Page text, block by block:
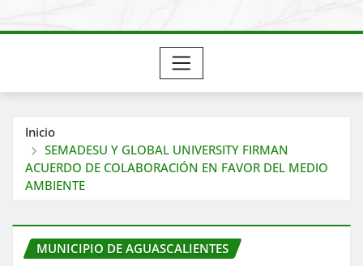
Inicio
SEMADESU Y GLOBAL UNIVERSITY FIRMAN
ACUERDO DE COLABORACIÓN EN FAVOR DEL MEDIO
AMBIENTE
MUNICIPIO DE AGUASCALIENTES